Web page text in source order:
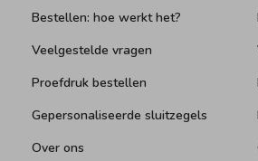
Bestellen: hoe werkt het?
Veelgestelde vragen
Proefdruk bestellen
Gepersonaliseerde sluitzegels
Over ons